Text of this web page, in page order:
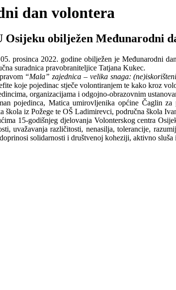
dan volontera
Osijeku obilježen Međunarodni
prosinca 2022. godine obilježen je Međunarodni
suradnica pravobraniteljice Tatjana Kukec.
“Mala” zajednica – velika snaga:
koje pojedinac stječe volontiranjem te kako kroz
organizacijama i odgojno-obrazovnim
pojedinca, Matica umirovljenika općine Čaglin
škola iz Požege te OŠ Ladimirevci, područna škola
15-godišnjeg djelovanja Volonterskog centra
uvažavanja različitosti, nenasilja, tolerancije,
solidarnosti i društvenoj koheziji, aktivno